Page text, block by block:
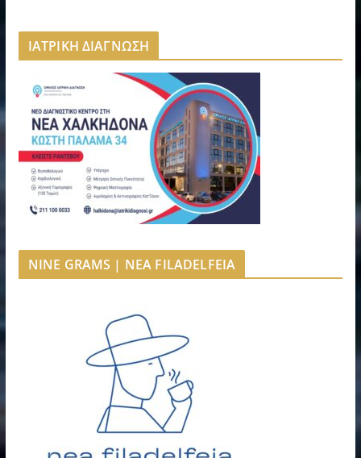
ΙΑΤΡΙΚΗ ΔΙΑΓΝΩΣΗ
NINE GRAMS | NEA FILADELFEIA